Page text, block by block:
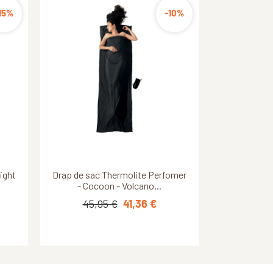
Honcho Poncho enfant -
Thermarest - Animal Print
-10%
79,95 € 71,96 €
-
Drap de sac Thermolite Perfomer
- Cocoon - Volcano...
-10%
45,95 € 41,36 €